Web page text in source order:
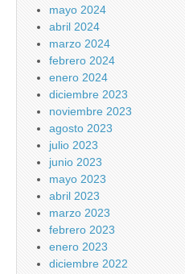
mayo 2024
abril 2024
marzo 2024
febrero 2024
enero 2024
diciembre 2023
noviembre 2023
agosto 2023
julio 2023
junio 2023
mayo 2023
abril 2023
marzo 2023
febrero 2023
enero 2023
diciembre 2022